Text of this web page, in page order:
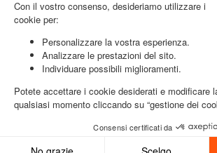
Aggiungi al Carrello
Lunedì-Venerdì 08:00-17:00